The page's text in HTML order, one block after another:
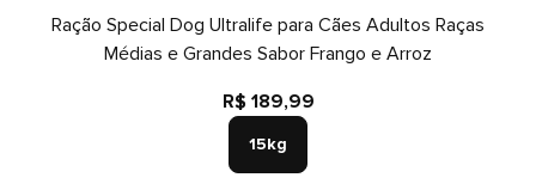
Ração Special Dog Ultralife para Cães Adultos Raças
Médias e Grandes Sabor Frango e Arroz
R$ 189,99
15kg